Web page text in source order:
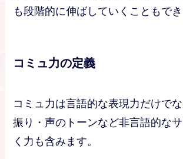
も段階的に伸ばしていくこともでき
コミュ力の定義
コミュ力は言語的な表現力だけで
振り・声のトーンなど非言語的な
く力も含みます。